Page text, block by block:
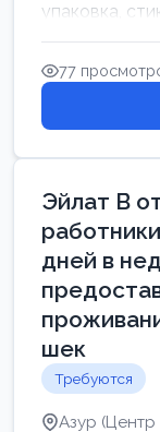
упаковка,
77
Эйлат В
дней в
шек
Требуются
Азур (Центр